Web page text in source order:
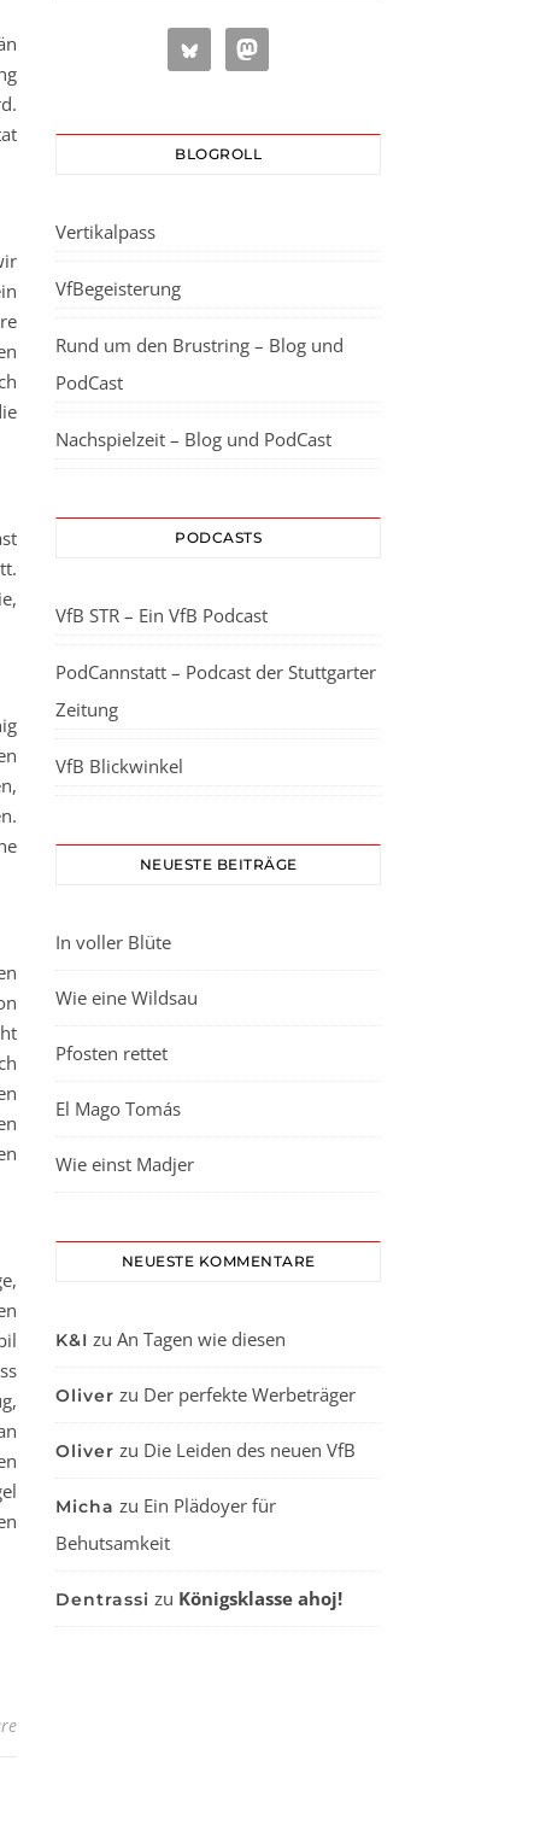
BLOGROLL
Vertikalpass
VfBegeisterung
Rund um den Brustring – Blog und
PodCast
Nachspielzeit – Blog und PodCast
PODCASTS
VfB STR – Ein VfB Podcast
PodCannstatt – Podcast der Stuttgarter
Zeitung
VfB Blickwinkel
NEUESTE BEITRÄGE
In voller Blüte
Wie eine Wildsau
Pfosten rettet
El Mago Tomás
Wie einst Madjer
NEUESTE KOMMENTARE
K&I zu An Tagen wie diesen
Oliver zu Der perfekte Werbeträger
Oliver zu Die Leiden des neuen VfB
Micha zu Ein Plädoyer für
Behutsamkeit
Dentrassi zu Königsklasse ahoj!